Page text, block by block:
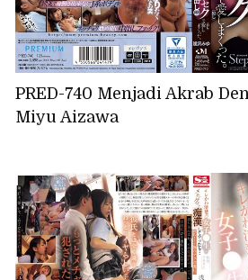
PRED-740 Menjadi Akrab
Miyu Aizawa